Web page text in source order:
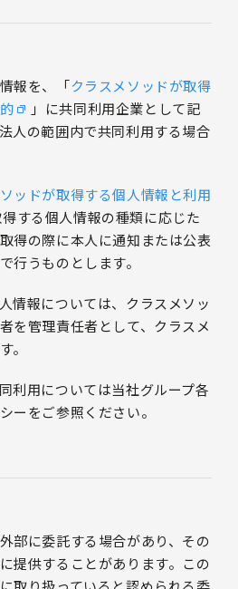
報を、「クラスメソッドが取得
」に共同利用企業として記
人の範囲内で共同利用する場合
ッドが取得する個人情報と利用
する個人情報の種類に応じた
得の際に本人に通知または公表
行うものとします。
情報については、クラスメソッ
を管理責任者として、クラスメ
。
利用については当社グループ各
ーをご参照ください。
部に委託する場合があり、その
提供することがあります。この